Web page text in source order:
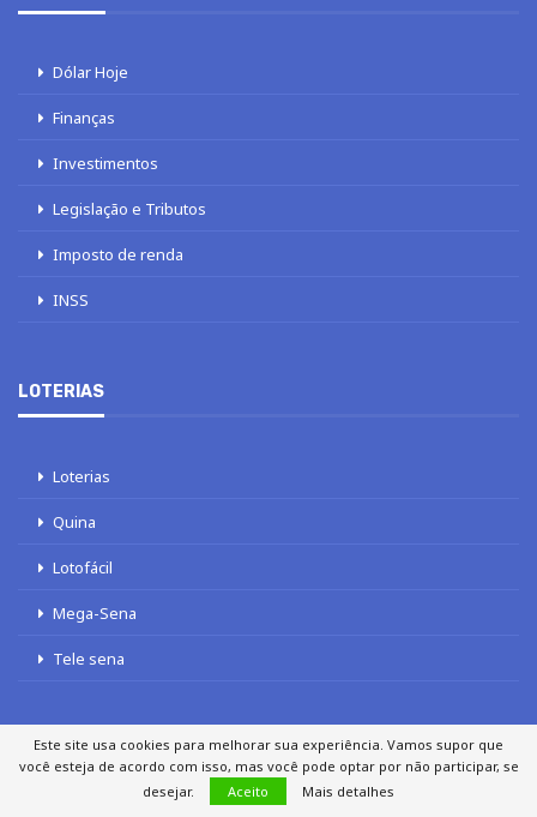
Dólar Hoje
Finanças
Investimentos
Legislação e Tributos
Imposto de renda
INSS
LOTERIAS
Loterias
Quina
Lotofácil
Mega-Sena
Tele sena
AUTORES
FALE COM O JORNAL DCI
Este site usa cookies para melhorar sua experiência. Vamos supor que
você esteja de acordo com isso, mas você pode optar por não participar, se
desejar.
Aceito Mais detalhes